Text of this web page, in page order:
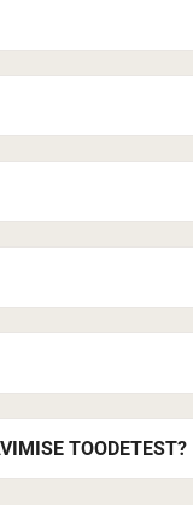
TOODETEST?